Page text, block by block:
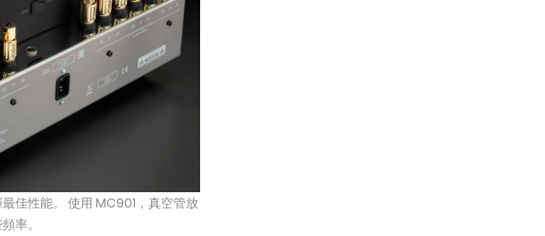
佳性能。 使用 MC901，真空管放
率。